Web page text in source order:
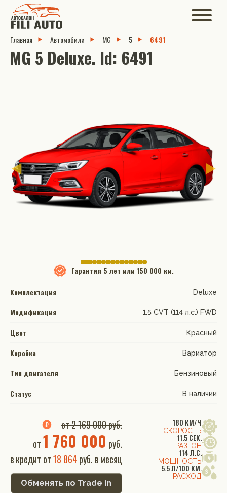
Главная Автомобили MG 5 6491
MG 5 Deluxe. Id: 6491
Гарантия 5 лет или 150 000 км.
Комплектация
Deluxe
Модификация 1.5 CVT (114 л.с.) FWD
Цвет Красный
Коробка Вариатор
Тип двигателя Бензиновый
Статус В наличии
180 КМ/Ч
СКОРОСТЬ
11.5 СЕК.
РАЗГОН
114 Л.С.
МОЩНОСТЬ
5.5 Л/100 КМ.
РАСХОД
от 2 169 000 руб.
от1 760 000 руб.
в кредит от18 864руб. в месяц
Обменять по Trade in